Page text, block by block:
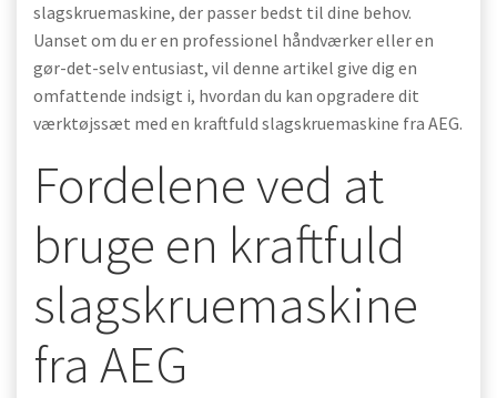
slagskruemaskine, der passer bedst til dine behov.
Uanset om du er en professionel håndværker eller en
gør-det-selv entusiast, vil denne artikel give dig en
omfattende indsigt i, hvordan du kan opgradere dit
værktøjssæt med en kraftfuld slagskruemaskine fra AEG.
Fordelene ved at
bruge en kraftfuld
slagskruemaskine
fra AEG